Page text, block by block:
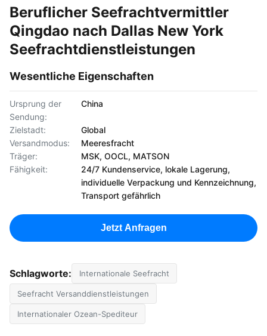
Beruflicher Seefrachtvermittler
Qingdao nach Dallas New York
Seefrachtdienstleistungen
Wesentliche Eigenschaften
Ursprung der
Sendung:
China
Zielstadt:
Global
Versandmodus:
Meeresfracht
Träger:
MSK, OOCL, MATSON
Fähigkeit:
24/7 Kundenservice, lokale Lagerung,
individuelle Verpackung und Kennzeichnung,
Transport gefährlich
Jetzt Anfragen
Schlagworte: Internationale Seefracht
Seefracht Versanddienstleistungen
Internationaler Ozean-Spediteur